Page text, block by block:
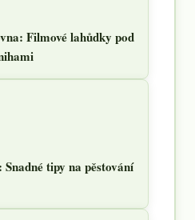
Filmové lahůdky pod
tipy na pěstování